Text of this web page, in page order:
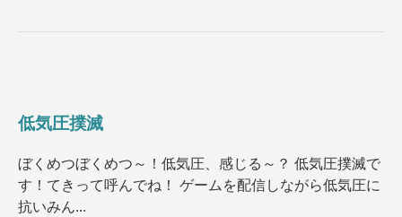
低気圧撲滅
ぼくめつぼくめつ～！低気圧、感じる～？ 低気圧撲滅で
す！てきって呼んでね！ ゲームを配信しながら低気圧に
抗いみん...